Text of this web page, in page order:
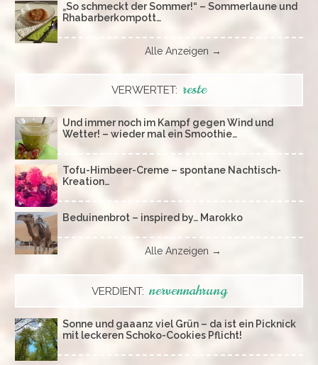
„So schmeckt der Sommer!“ – Sommerlaune und
Rhabarberkompott…
Alle Anzeigen →
VERWERTET: reste
Und immer noch im Kampf gegen Wind und
Wetter! – wieder mal ein Smoothie…
Tofu-Himbeer-Creme – spontane Nachtisch-
Kreation…
Beduinenbrot – inspired by… Marokko
Alle Anzeigen →
VERDIENT: nervennahrung
Sonne und gaaanz viel Grün – da ist ein Picknick
mit leckeren Schoko-Cookies Pflicht!